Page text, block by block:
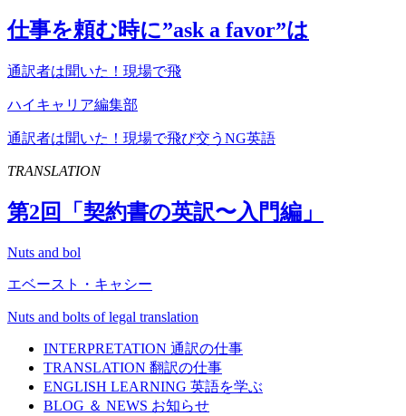
仕事を頼む時に”ask a favor”は
通訳者は聞いた！現場で飛
ハイキャリア編集部
通訳者は聞いた！現場で飛び交うNG英語
TRANSLATION
第2回「契約書の英訳〜入門編」
Nuts and bol
エベースト・キャシー
Nuts and bolts of legal translation
INTERPRETATION 通訳の仕事
TRANSLATION 翻訳の仕事
ENGLISH LEARNING 英語を学ぶ
BLOG ＆ NEWS お知らせ